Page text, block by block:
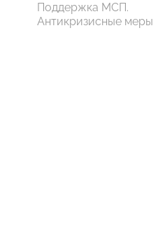
Поддержка МСП.
Антикризисные меры